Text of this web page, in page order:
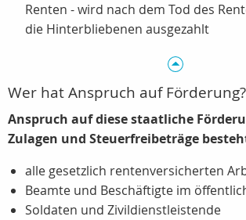
Renten - wird nach dem Tod des
die Hinterbliebenen ausgezahlt
Wer hat Anspruch auf Förderung?
Anspruch auf diese staatliche
Zulagen und Steuerfreibeträge
alle gesetzlich rentenversicherten
Beamte und Beschäftigte im
Soldaten und Zivildienstleistende